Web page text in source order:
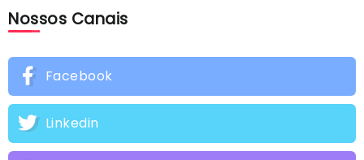
Nossos Canais
Facebook
Linkedin